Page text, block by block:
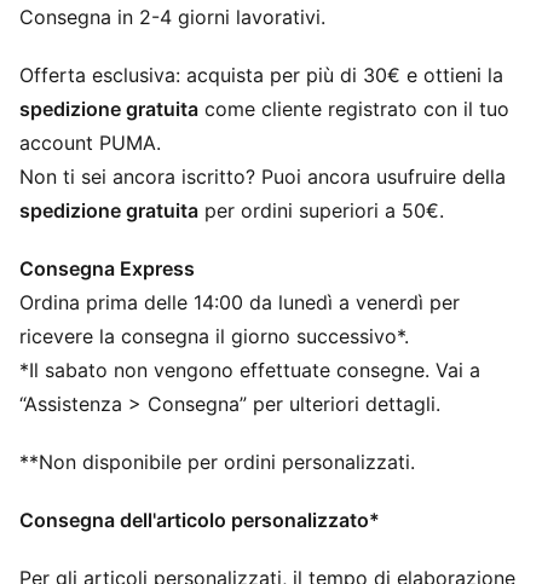
Realizzata con la tecnologia dryCELL di PUMA,
sia che tu sia sugli spalti, sia in campo a dare il
massimo.
CARATTERISTICHE + VANTAGGI
sudore dalla pelle e garantiscono freschezza e
comodità durante l’esercizio fisico
finiture e decorazioni
DETTAGLI
Vestibilità: Regolare
Materiale principale 2: Jacquard double face
Maniche corte
Lunghezza: Regolare
Indossata dai giocatori durante la stagione 25/26
Dettagli del marchio della squadra e PUMA
PUMA per bambini: consigliato per bambini dai
quattro agli otto anni
Consegna in 2-4 giorni lavorativi.
Offerta esclusiva: acquista per più di 30€ e ottieni la
spedizione gratuita come cliente registrato con il tuo
account PUMA.
Non ti sei ancora iscritto? Puoi ancora usufruire della
spedizione gratuita per ordini superiori a 50€.
Consegna Express
Ordina prima delle 14:00 da lunedì a venerdì per
ricevere la consegna il giorno successivo*.
*Il sabato non vengono effettuate consegne. Vai a
“Assistenza > Consegna” per ulteriori dettagli.
**Non disponibile per ordini personalizzati.
Consegna dell'articolo personalizzato*
Per gli articoli personalizzati, il tempo di elaborazione